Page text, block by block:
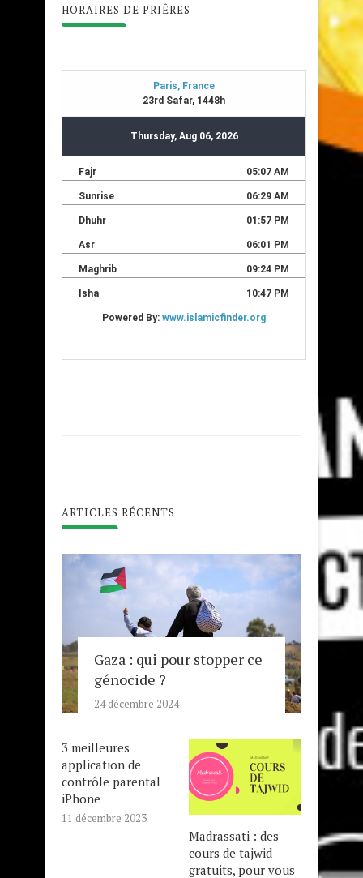
HORAIRES DE PRIÊRES
ARTICLES RÉCENTS
Gaza : qui pour stopper ce
génocide ?
24 décembre 2024
3 meilleures
application de
contrôle parental
iPhone
11 décembre 2023
Madrassati : des
cours de tajwid
gratuits, pour vous